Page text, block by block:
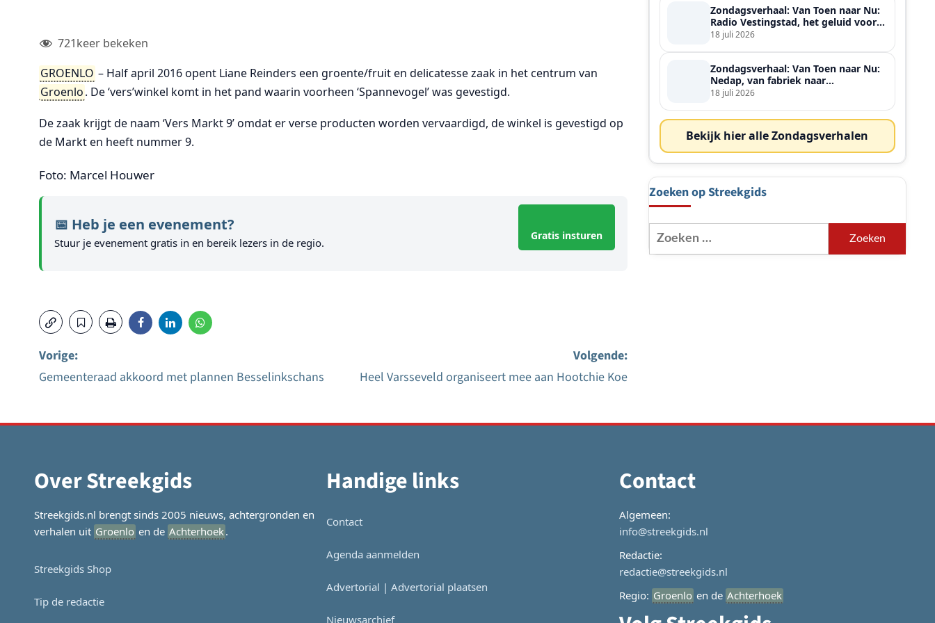
721keer bekeken
GROENLO – Half april 2016 opent Liane Reinders een groente/fruit en delicatesse zaak in het centrum van
Groenlo. De ‘vers’winkel komt in het pand waarin voorheen ‘Spannevogel’ was gevestigd.
De zaak krijgt de naam ‘Vers Markt 9’ omdat er verse producten worden vervaardigd, de winkel is gevestigd op
de Markt en heeft nummer 9.
Foto: Marcel Houwer
📅 Heb je een evenement?
Stuur je evenement gratis in en bereik lezers in de regio.
Gratis insturen
navigatie
Vorige:
Gemeenteraad akkoord met plannen Besselinkschans
Volgende:
Heel Varsseveld organiseert mee aan Hootchie Koe
Zondagsverhaal: Van Toen naar Nu:
Radio Vestingstad, het geluid voor
heel de streek
18 juli 2026
Zondagsverhaal: Van Toen naar Nu:
Nedap, van fabriek naar
wereldspeler
18 juli 2026
Bekijk hier alle Zondagsverhalen
Zoeken op Streekgids
Zoeken
naar:
Over Streekgids
Streekgids.nl brengt sinds 2005 nieuws, achtergronden en
verhalen uit Groenlo en de Achterhoek.
Streekgids Shop
Tip de redactie
Handige links
Contact
Agenda aanmelden
Advertorial | Advertorial plaatsen
Nieuwsarchief
Contact
Algemeen:
info@streekgids.nl
Redactie:
redactie@streekgids.nl
Regio: Groenlo en de Achterhoek